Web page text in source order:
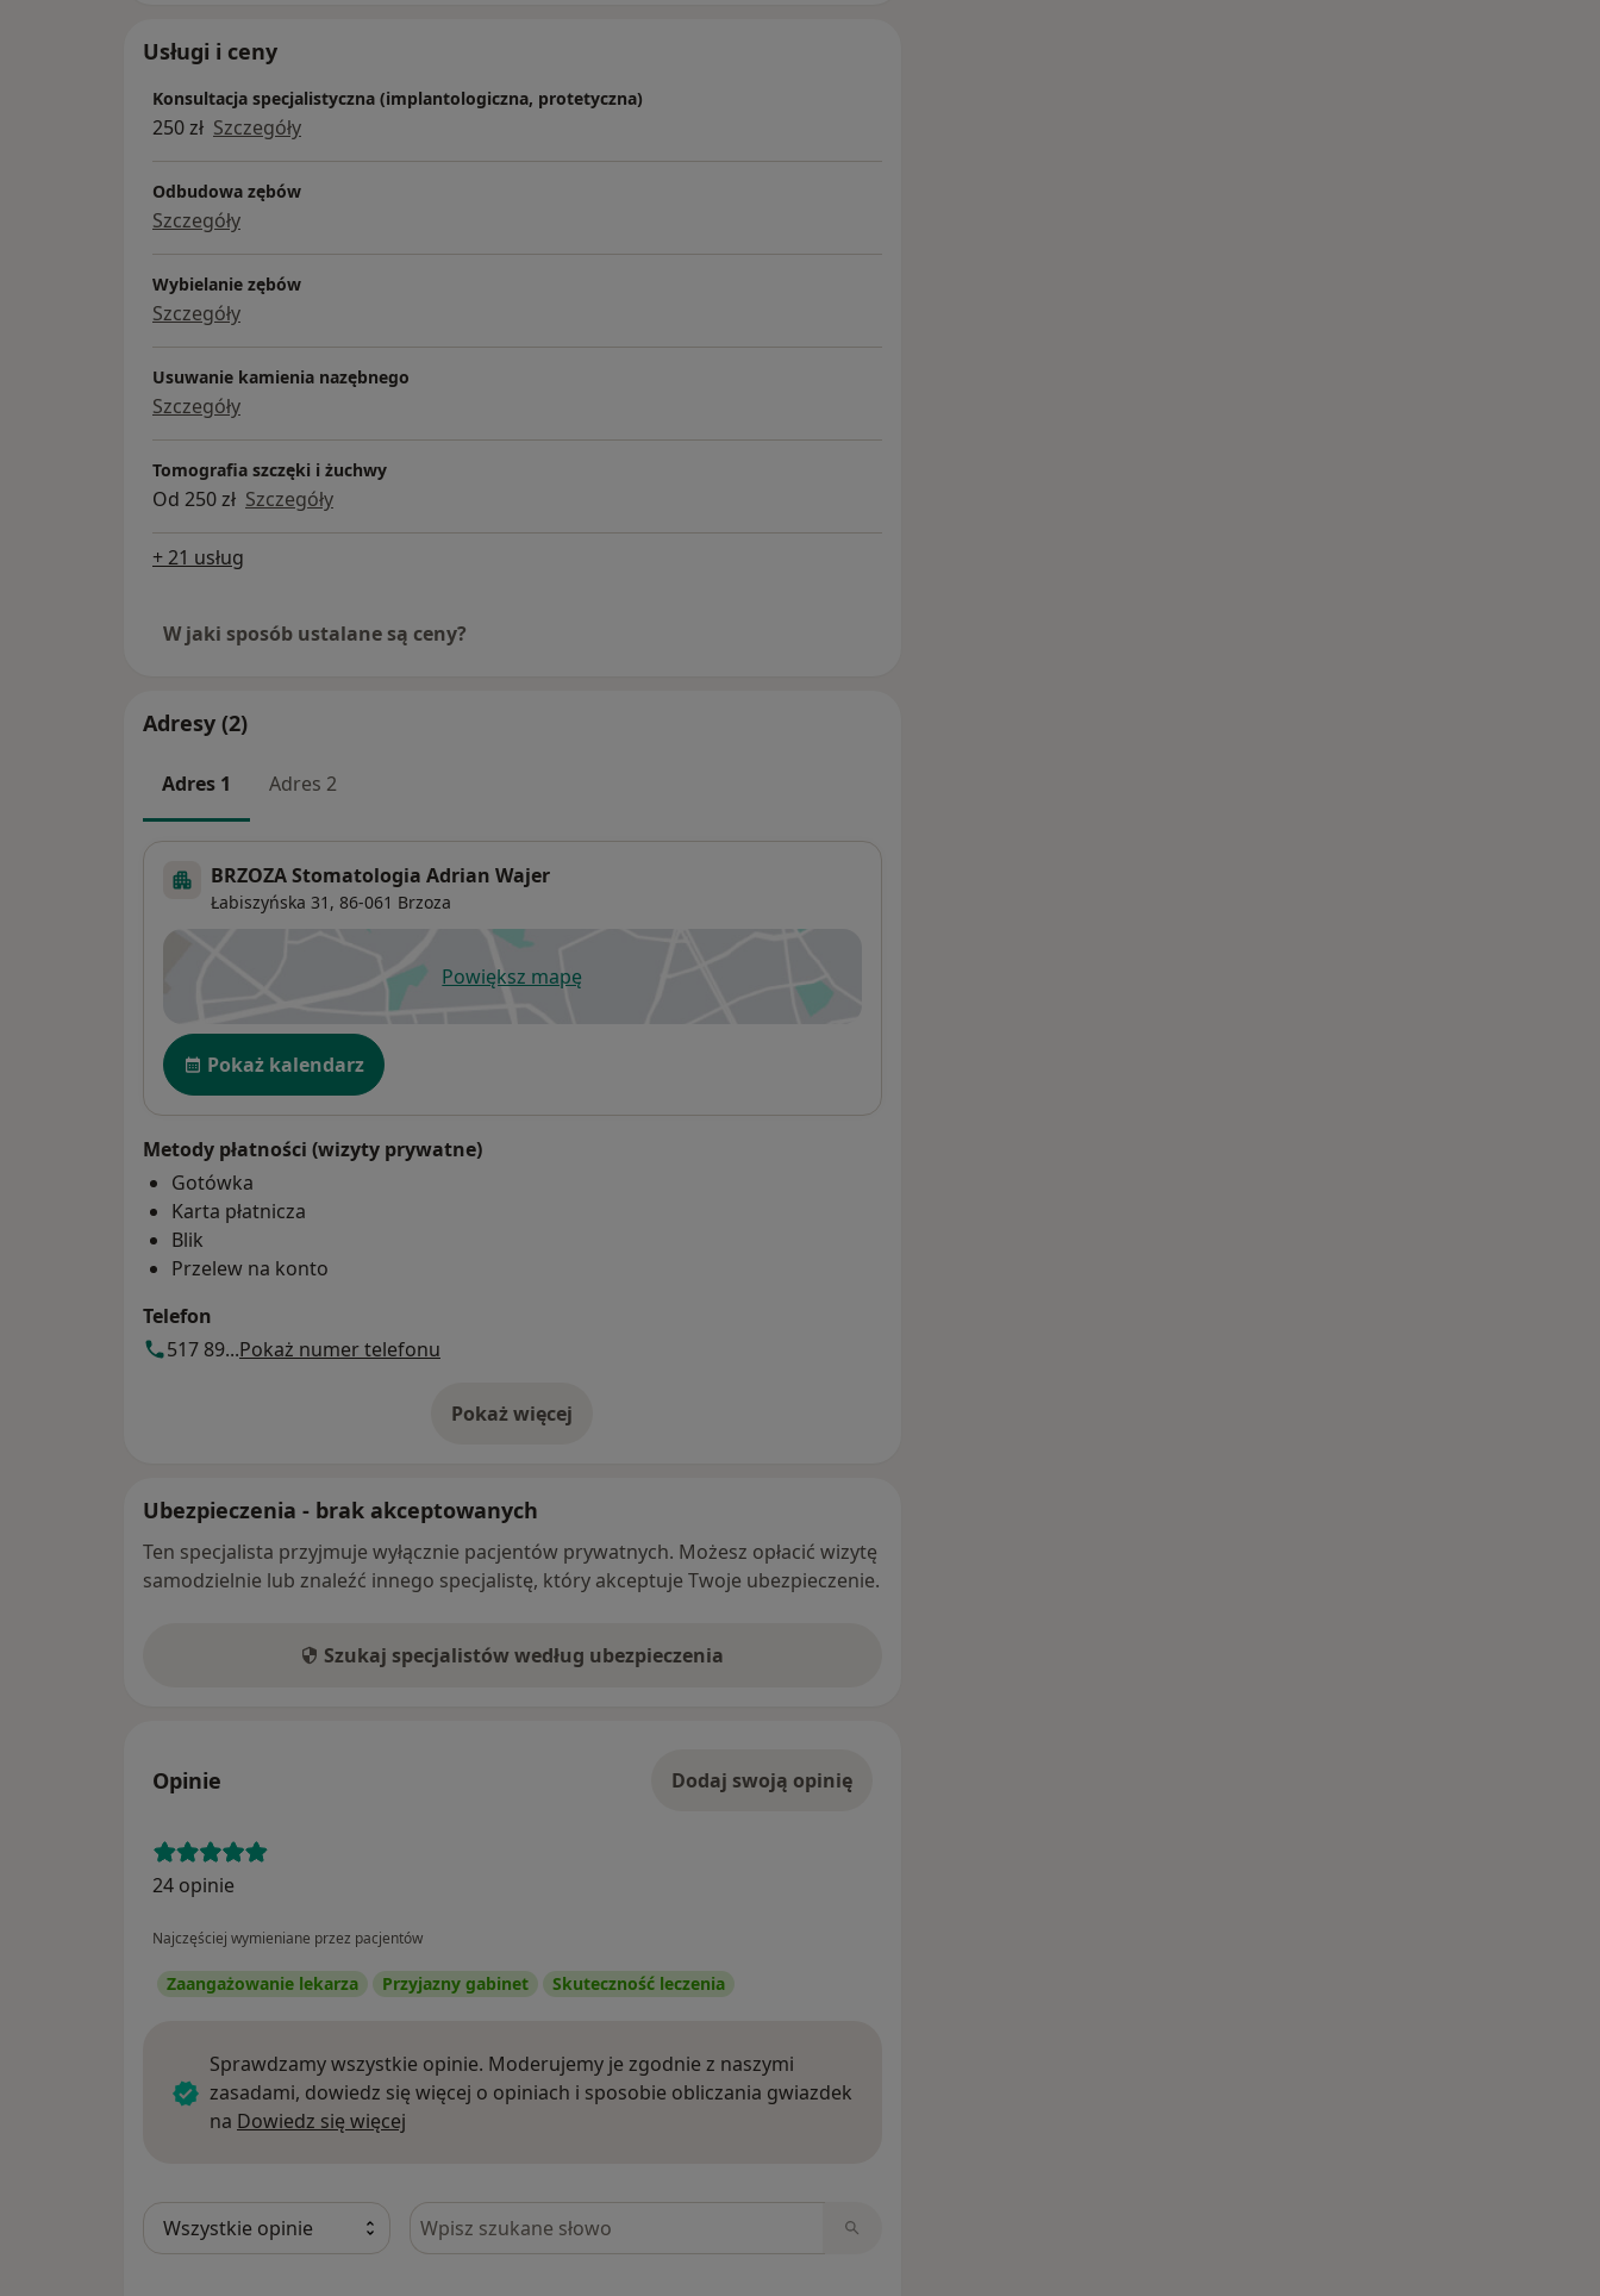
Usługi i ceny
Konsultacja specjalistyczna (implantologiczna, protetyczna)
250 zł Szczegóły
Odbudowa zębów
Szczegóły
Wybielanie zębów
Szczegóły
Usuwanie kamienia nazębnego
Szczegóły
Tomografia szczęki i żuchwy
Od 250 zł Szczegóły
+ 21 usług
W jaki sposób ustalane są ceny?
Adresy (2)
Adres 1 Adres 2
BRZOZA Stomatologia Adrian Wajer
Łabiszyńska 31, 86-061 Brzoza
Powiększ mapęotwiera się w nowej karcie
Dostępność
Pokaż kalendarz
Metody płatności (wizyty prywatne)
Gotówka
Karta płatnicza
Blik
Przelew na konto
Telefon
517 89...Pokaż numer telefonu
Pokaż więcej
o adresie
Ubezpieczenia - brak akceptowanych
Ten specjalista przyjmuje wyłącznie pacjentów prywatnych. Możesz opłacić wizytę
samodzielnie lub znaleźć innego specjalistę, który akceptuje Twoje ubezpieczenie.
Szukaj specjalistów według ubezpieczenia
Opinie Dodaj swoją opinię
24 opinie
Najczęściej wymieniane przez pacjentów
Zaangażowanie lekarza Przyjazny gabinet Skuteczność leczenia
Sprawdzamy wszystkie opinie. Moderujemy je zgodnie z naszymi
zasadami, dowiedz się więcej o opiniach i sposobie obliczania gwiazdek
na Dowiedz się więcej
Szukaj w opiniach